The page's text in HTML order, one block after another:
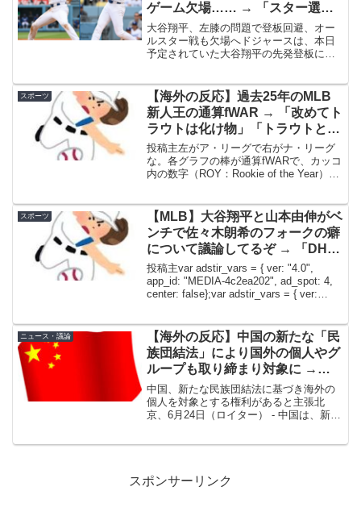
ゲーム欠場…… → 「スター選手
が軒並み欠場するな」「裏番組で
欠場選手を集めて野球ゲームをさ
せてくれ」
大谷翔平、左膝の問題で登板回避、オー
ルスター戦も欠場へドジャースは、本日
予定されていた大谷翔平の先発登板につ
ーズ（連戦）終了までは指名打者（DH）
として出場を続けるが、...
スポーツ
【海外の反応】過去25年のMLB
新人王の通算fWAR → 「改めてト
ラウトは化け物」「トラウトと大
谷翔平のいたエンジェルスは何回
優勝したんだろうな」
投稿主左がア・リーグで右がナ・リーグ
な。各グラフの棒が通算fWARで、カッコ
内の数字（ROY：Rookie of the Year）が
けど、こうして見るとその後の格...
スポーツ
【MLB】大谷翔平と山本由伸がベ
ンチで佐々木朗希のフォークの癖
について議論してるぞ → 「DHな
のに何が分かるっていうんだｗ」
「朗希はストレートの質が悪すぎ
る」
投稿主var adstir_vars = { ver: "4.0",
app_id: "MEDIA-4c2ea202", ad_spot: 4,
center: false};var adstir_vars = { ver:
ニュース・議論
【海外の反応】中国の新たな「民
族団結法」により国外の個人やグ
ループも取り締まり対象に →
「世界のどこにいようとも少しで
も少数民族の独立を支持したら捕
まえに来るのか」
中国、新たな民族団結法に基づき海外の
個人を対象とする権利があると主張北
京、6月24日（ロイター） - 中国は、新し
スポンサーリンク